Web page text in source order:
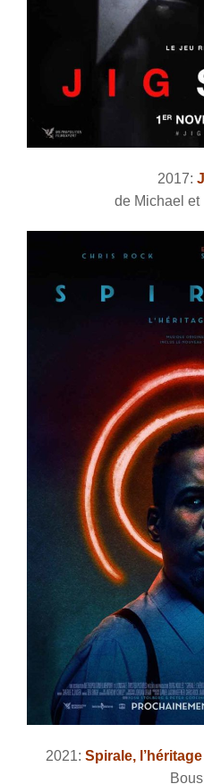
2017:
de Michael et
2021: Spirale,